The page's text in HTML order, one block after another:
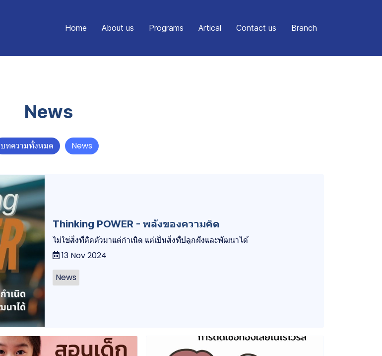
Home About us Programs Artical Contact us Branch
News
บทความทั้งหมด News
Thinking POWER - พลังของความคิด
ไม่ใช่สิ่งที่ติดตัวมาแต่กำเนิด แต่เป็นสิ่งที่ปลูกฝังและพัฒนาได้
13 Nov 2024
News